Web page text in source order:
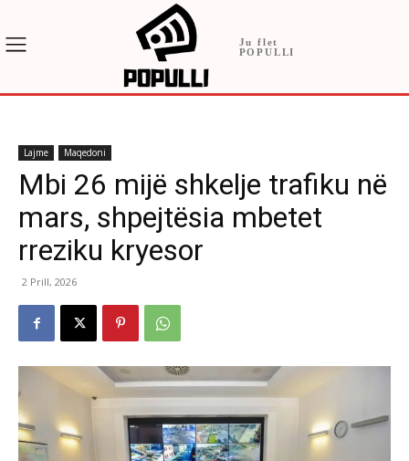
Ju flet
POPULLI
Lajme Maqedoni
Mbi 26 mijë shkelje trafiku në
mars, shpejtësia mbetet
rreziku kryesor
2 Prill, 2026